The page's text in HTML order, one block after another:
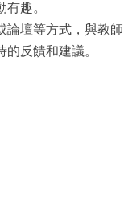
趣。
論壇等方式，與教師
反饋和建議。